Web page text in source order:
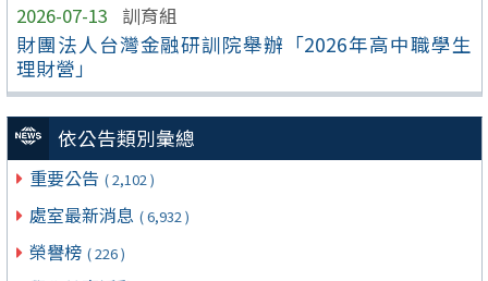
2026-07-13 訓育組
財團法人台灣金融研訓院舉辦「2026年高中職學生
理財營」
依公告類別彙總
重要公告 ( 2,102 )
處室最新消息 ( 6,932 )
榮譽榜 ( 226 )